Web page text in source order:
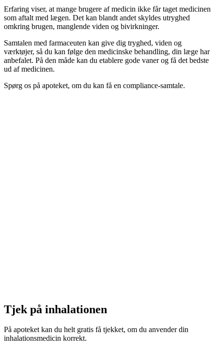
Erfaring viser, at mange brugere af medicin ikke får taget medicinen
som aftalt med lægen. Det kan blandt andet skyldes utryghed
omkring brugen, manglende viden og bivirkninger.
Samtalen med farmaceuten kan give dig tryghed, viden og
værktøjer, så du kan følge den medicinske behandling, din læge har
anbefalet. På den måde kan du etablere gode vaner og få det bedste
ud af medicinen.
Spørg os på apoteket, om du kan få en compliance-samtale.
Tjek på inhalationen
På apoteket kan du helt gratis få tjekket, om du anvender din
inhalationsmedicin korrekt.